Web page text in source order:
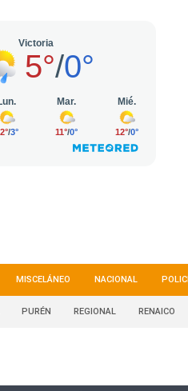
MISCELÁNEO NACIONAL
PURÉN REGIONAL RENAICO